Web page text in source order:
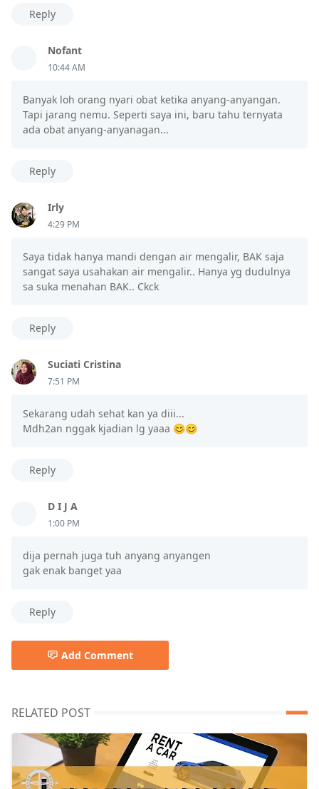
Reply
Nofant
10:44 AM
Banyak loh orang nyari obat ketika anyang-anyangan.
Tapi jarang nemu. Seperti saya ini, baru tahu ternyata
ada obat anyang-anyanagan...
Reply
Irly
4:29 PM
Saya tidak hanya mandi dengan air mengalir, BAK saja
sangat saya usahakan air mengalir.. Hanya yg dudulnya
sa suka menahan BAK.. Ckck
Reply
Suciati Cristina
7:51 PM
Sekarang udah sehat kan ya diii...
Mdh2an nggak kjadian lg yaaa 😊😊
Reply
D I J A
1:00 PM
dija pernah juga tuh anyang anyangen
gak enak banget yaa
Reply
Add Comment
RELATED POST